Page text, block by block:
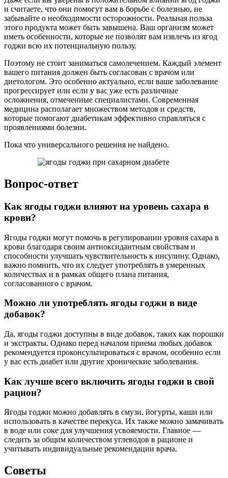
и считаете, что они помогут вам в борьбе с болезнью, не
забывайте о необходимости осторожности. Реальная польза
этого продукта может быть завышена. Ваш организм может
иметь особенности, которые не позволят вам извлечь из ягод
годжи всю их потенциальную пользу.
Поэтому не стоит заниматься самолечением. Каждый элемент
вашего питания должен быть согласован с врачом или
диетологом. Это особенно актуально, если ваше заболевание
прогрессирует или если у вас уже есть различные
осложнения, отмеченные специалистами. Современная
медицина располагает множеством методов и средств,
которые помогают диабетикам эффективно справляться с
проявлениями болезни.
Пока что универсального решения не найдено.
Вопрос-ответ
Как ягоды годжи влияют на уровень сахара в
крови?
Ягоды годжи могут помочь в регулировании уровня сахара в
крови благодаря своим антиоксидантным свойствам и
способности улучшать чувствительность к инсулину. Однако,
важно помнить, что их следует употреблять в умеренных
количествах и в рамках общего плана питания,
согласованного с врачом.
Можно ли употреблять ягоды годжи в виде
добавок?
Да, ягоды годжи доступны в виде добавок, таких как порошки
и экстракты. Однако перед началом приема любых добавок
рекомендуется проконсультироваться с врачом, особенно если
у вас есть диабет или другие хронические заболевания.
Как лучше всего включить ягоды годжи в свой
рацион?
Ягоды годжи можно добавлять в смузи, йогурты, каши или
использовать в качестве перекуса. Их также можно замачивать
в воде или соке для улучшения усвояемости. Главное —
следить за общим количеством углеводов в рационе и
учитывать индивидуальные рекомендации врача.
Советы